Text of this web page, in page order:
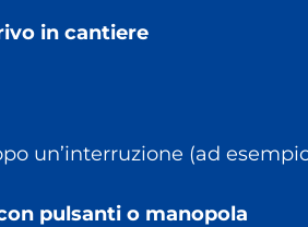
in cantiere
un’interruzione (ad
pulsanti o manopola